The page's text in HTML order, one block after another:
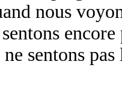
nous
sentons